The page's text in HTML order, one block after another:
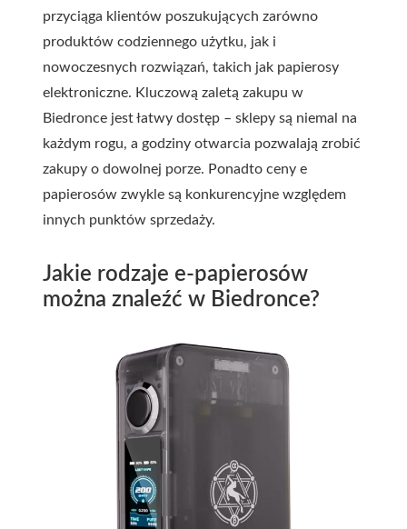
przyciąga klientów poszukujących zarówno
produktów codziennego użytku, jak i
nowoczesnych rozwiązań, takich jak papierosy
elektroniczne. Kluczową zaletą zakupu w
Biedronce jest łatwy dostęp – sklepy są niemal na
każdym rogu, a godziny otwarcia pozwalają zrobić
zakupy o dowolnej porze. Ponadto ceny e
papierosów zwykle są konkurencyjne względem
innych punktów sprzedaży.
Jakie rodzaje e-papierosów
można znaleźć w Biedronce?